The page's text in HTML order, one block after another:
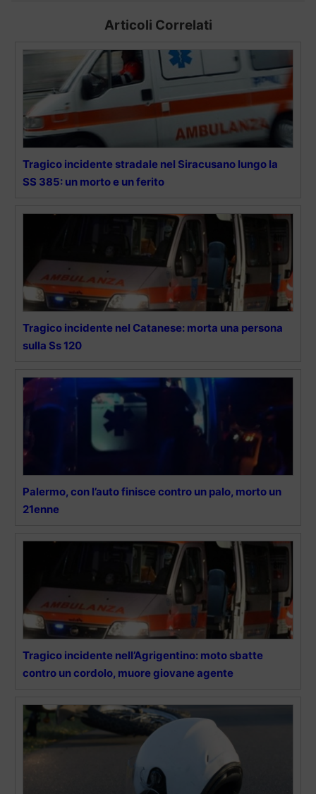
Articoli Correlati
Tragico incidente stradale nel Siracusano lungo la
SS 385: un morto e un ferito
Tragico incidente nel Catanese: morta una persona
sulla Ss 120
Palermo, con l’auto finisce contro un palo, morto un
21enne
Tragico incidente nell’Agrigentino: moto sbatte
contro un cordolo, muore giovane agente